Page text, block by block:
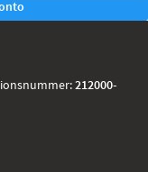
212000-